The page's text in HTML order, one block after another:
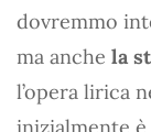
dovremmo
ma anche la
l’opera lirica
inizialmente